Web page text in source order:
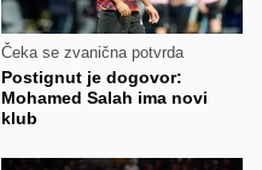
Čeka se zvanična potvrda
Postignut je dogovor:
Mohamed Salah ima novi
klub